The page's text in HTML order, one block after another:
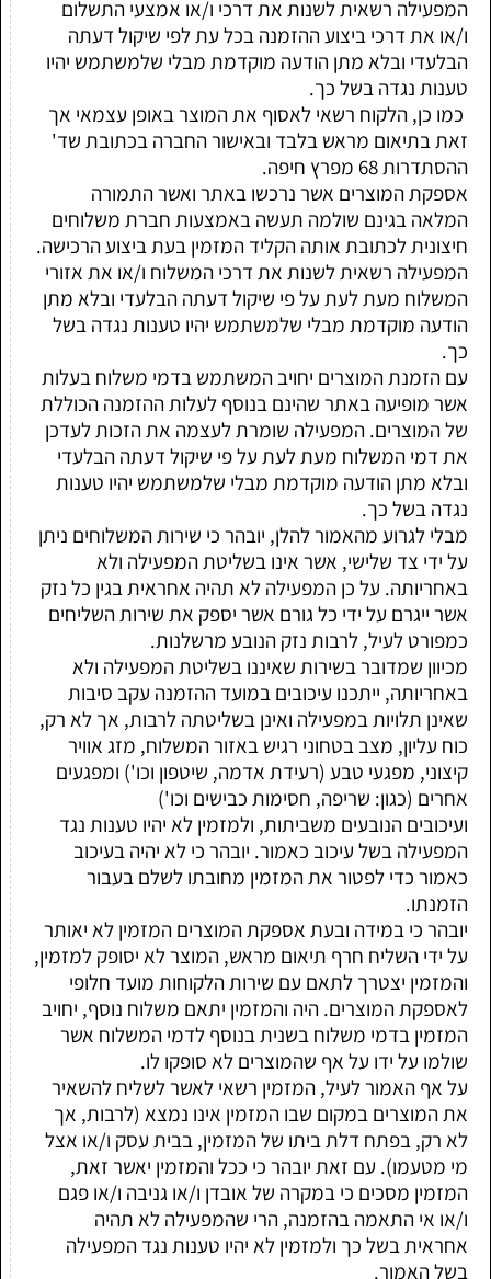
המפעילה רשאית לשנות את דרכי ו/או אמצעי התשלום
ו/או את דרכי ביצוע ההזמנה בכל עת לפי שיקול דעתה
הבלעדי ובלא מתן הודעה מוקדמת מבלי שלמשתמש יהיו
טענות נגדה בשל כך.
כמו כן, הלקוח רשאי לאסוף את המוצר באופן עצמאי אך
זאת בתיאום מראש בלבד ובאישור החברה בכתובת שד'
ההסתדרות 68 מפרץ חיפה.
אספקת המוצרים אשר נרכשו באתר ואשר התמורה
המלאה בגינם שולמה תעשה באמצעות חברת משלוחים
חיצונית לכתובת אותה הקליד המזמין בעת ביצוע הרכישה.
המפעילה רשאית לשנות את דרכי המשלוח ו/או את אזורי
המשלוח מעת לעת על פי שיקול דעתה הבלעדי ובלא מתן
הודעה מוקדמת מבלי שלמשתמש יהיו טענות נגדה בשל
כך.
עם הזמנת המוצרים יחויב המשתמש בדמי משלוח בעלות
אשר מופיעה באתר שהינם בנוסף לעלות ההזמנה הכוללת
של המוצרים. המפעילה שומרת לעצמה את הזכות לעדכן
את דמי המשלוח מעת לעת על פי שיקול דעתה הבלעדי
ובלא מתן הודעה מוקדמת מבלי שלמשתמש יהיו טענות
נגדה בשל כך.
מבלי לגרוע מהאמור להלן, יובהר כי שירות המשלוחים ניתן
על ידי צד שלישי, אשר אינו בשליטת המפעילה ולא
באחריותה. על כן המפעילה לא תהיה אחראית בגין כל נזק
אשר ייגרם על ידי כל גורם אשר יספק את שירות השליחים
כמפורט לעיל, לרבות נזק הנובע מרשלנות.
מכיוון שמדובר בשירות שאיננו בשליטת המפעילה ולא
באחריותה, ייתכנו עיכובים במועד ההזמנה עקב סיבות
שאינן תלויות במפעילה ואינן בשליטתה לרבות, אך לא רק,
כוח עליון, מצב בטחוני רגיש באזור המשלוח, מזג אוויר
קיצוני, מפגעי טבע (רעידת אדמה, שיטפון וכו') ומפגעים
אחרים (כגון: שריפה, חסימות כבישים וכו')
ועיכובים הנובעים משביתות, ולמזמין לא יהיו טענות נגד
המפעילה בשל עיכוב כאמור. יובהר כי לא יהיה בעיכוב
כאמור כדי לפטור את המזמין מחובתו לשלם בעבור
הזמנתו.
יובהר כי במידה ובעת אספקת המוצרים המזמין לא יאותר
על ידי השליח חרף תיאום מראש, המוצר לא יסופק למזמין,
והמזמין יצטרך לתאם עם שירות הלקוחות מועד חלופי
לאספקת המוצרים. היה והמזמין יתאם משלוח נוסף, יחויב
המזמין בדמי משלוח בשנית בנוסף לדמי המשלוח אשר
שולמו על ידו על אף שהמוצרים לא סופקו לו.
על אף האמור לעיל, המזמין רשאי לאשר לשליח להשאיר
את המוצרים במקום שבו המזמין אינו נמצא (לרבות, אך
לא רק, בפתח דלת ביתו של המזמין, בבית עסק ו/או אצל
מי מטעמו). עם זאת יובהר כי ככל והמזמין יאשר זאת,
המזמין מסכים כי במקרה של אובדן ו/או גניבה ו/או פגם
ו/או אי התאמה בהזמנה, הרי שהמפעילה לא תהיה
אחראית בשל כך ולמזמין לא יהיו טענות נגד המפעילה
בשל האמור.